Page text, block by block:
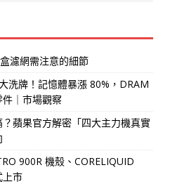
濾網需注意的細節
洗牌！記憶體暴漲 80%，DRAM
｜市場觀察
蘋果官方解密「四大主力機真實
900R 機殼、CORELIQUID
上市